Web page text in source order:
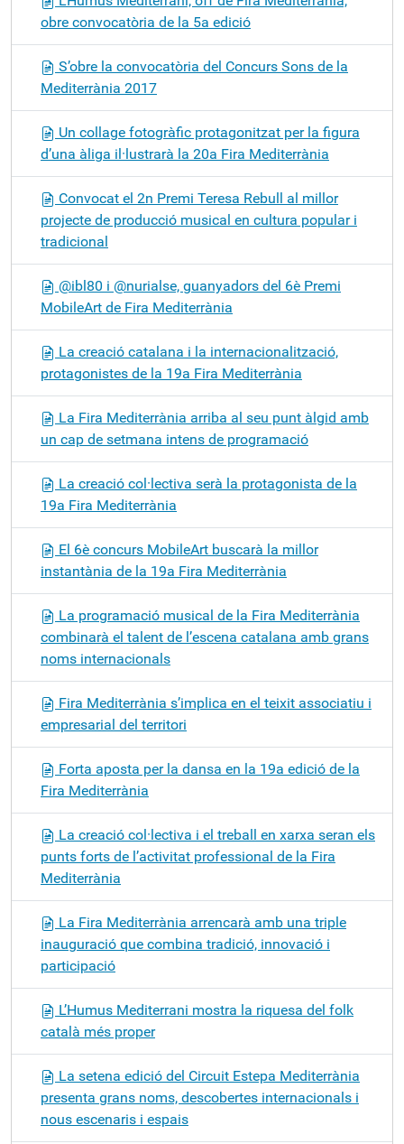
obre convocatòria de la 5a edició
S’obre la convocatòria del Concurs Sons de la
Mediterrània 2017
Un collage fotogràfic protagonitzat per la figura
d’una àliga il·lustrarà la 20a Fira Mediterrània
Convocat el 2n Premi Teresa Rebull al millor
projecte de producció musical en cultura popular i
tradicional
@ibl80 i @nurialse, guanyadors del 6è Premi
MobileArt de Fira Mediterrània
La creació catalana i la internacionalització,
protagonistes de la 19a Fira Mediterrània
La Fira Mediterrània arriba al seu punt àlgid amb
un cap de setmana intens de programació
La creació col·lectiva serà la protagonista de la
19a Fira Mediterrània
El 6è concurs MobileArt buscarà la millor
instantània de la 19a Fira Mediterrània
La programació musical de la Fira Mediterrània
combinarà el talent de l’escena catalana amb grans
noms internacionals
Fira Mediterrània s’implica en el teixit associatiu i
empresarial del territori
Forta aposta per la dansa en la 19a edició de la
Fira Mediterrània
La creació col·lectiva i el treball en xarxa seran els
punts forts de l’activitat professional de la Fira
Mediterrània
La Fira Mediterrània arrencarà amb una triple
inauguració que combina tradició, innovació i
participació
L’Humus Mediterrani mostra la riquesa del folk
català més proper
La setena edició del Circuit Estepa Mediterrània
presenta grans noms, descobertes internacionals i
nous escenaris i espais